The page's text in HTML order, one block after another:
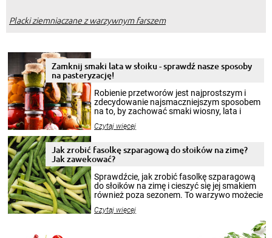
Placki ziemniaczane z warzywnym farszem
Zamknij smaki lata w słoiku - sprawdź nasze sposoby
na pasteryzację!
Robienie przetworów jest najprostszym i
zdecydowanie najsmaczniejszym sposobem
na to, by zachować smaki wiosny, lata i
krajobrazów, by cieszyć nimi oko w sezonie
pełni poczuć atmosferę cieplejszych
miesięcy. Przygotowanie słoików ze
patenty, które pozwolą zachować świeżość
przetworów.
Czytaj więcej
Jak zrobić fasolkę szparagową do słoików na zimę?
Jak zawekować?
Sprawdźcie, jak zrobić fasolkę szparagową
do słoików na zimę i cieszyć się jej smakiem
również poza sezonem. To warzywo możecie
nasze propozycje!
Czytaj więcej